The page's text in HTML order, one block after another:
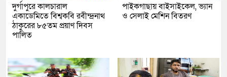
দুর্গাপুরে কালচারাল
একাডেমিতে বিশ্বকবি রবীন্দ্রনাথ
ঠাকুরের ৮৫তম প্রয়াণ দিবস
পালিত
পাইকগাছায় বাইসাইকেল, ভ্যান
ও সেলাই মেশিন বিতরণ